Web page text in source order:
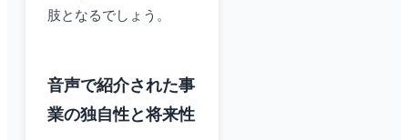
肢となるでしょう。
音声で紹介された事
業の独自性と将来性